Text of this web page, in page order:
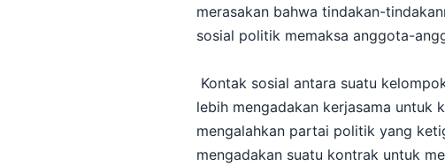
merasakan bahwa tindakan-
sosial politik memaksa anggota-
Kontak sosial antara suatu
lebih mengadakan kerjasama untuk
mengalahkan partai politik yang
mengadakan suatu kontrak untuk